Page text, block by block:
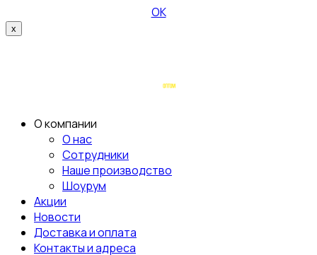
ОК
x
О компании
О нас
Сотрудники
Наше производство
Шоурум
Акции
Новости
Доставка и оплата
Контакты и адреса